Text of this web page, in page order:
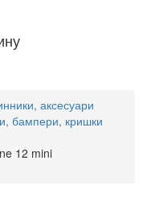
аксесуари
бампери, кришки
12 mini